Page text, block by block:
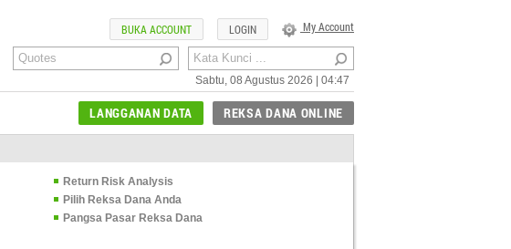
Sabtu, 08 Agustus 2026 | 04:47
My Account
LOGIN
BUKA ACCOUNT
REKSA DANA ONLINE
LANGGANAN DATA
Return Risk Analysis
Pilih Reksa Dana Anda
Pangsa Pasar Reksa Dana